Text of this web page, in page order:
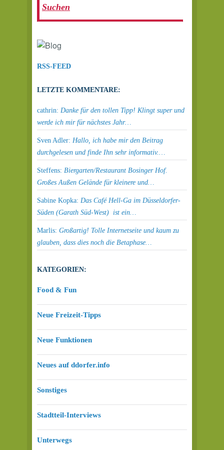
RSS-FEED
LETZTE KOMMENTARE:
cathrin: Danke für den tollen Tipp! Klingt super und
werde ich mir für nächstes Jahr…
Sven Adler: Hallo, ich habe mir den Beitrag
durchgelesen und finde Ihn sehr informativ.…
Steffens: Biergarten/Restaurant Bosinger Hof.
Großes Außen Gelände für kleinere und…
Sabine Kopka: Das Café Hell-Ga im Düsseldorfer-
Süden (Garath Süd-West) ist ein…
Marlis: Großartig! Tolle Internetseite und kaum zu
glauben, dass dies noch die Betaphase…
KATEGORIEN:
Food & Fun
Neue Freizeit-Tipps
Neue Funktionen
Neues auf ddorfer.info
Sonstiges
Stadtteil-Interviews
Unterwegs